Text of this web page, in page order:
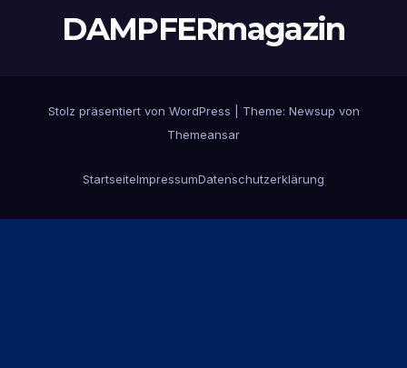
DAMPFERmagazin
Stolz präsentiert von WordPress Theme: Newsup von
Themeansar
StartseiteImpressumDatenschutzerklärung